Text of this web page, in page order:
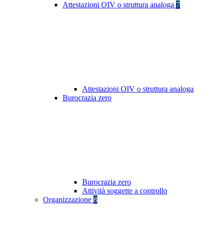
Attestazioni OIV o struttura analoga 7
Attestazioni OIV o struttura analoga
Burocrazia zero
Burocrazia zero
Attività soggette a controllo
Organizzazione 8